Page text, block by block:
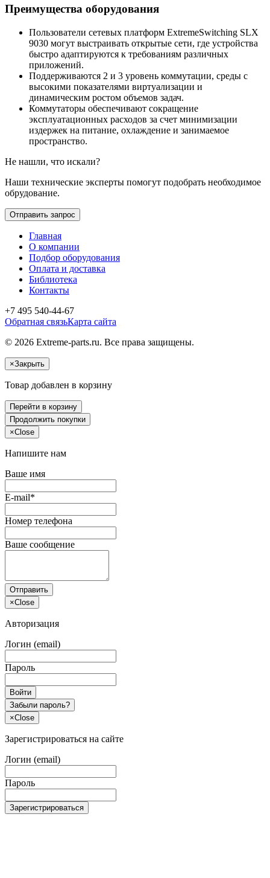
Преимущества оборудования
Пользователи сетевых платформ ExtremeSwitching SLX
9030 могут выстраивать открытые сети, где устройства
быстро адаптируются к требованиям различных
приложений.
Поддерживаются 2 и 3 уровень коммутации, среды с
высокими показателями виртуализации и
динамическим ростом объемов задач.
Коммутаторы обеспечивают сокращение
эксплуатационных расходов за счет минимизации
издержек на питание, охлаждение и занимаемое
пространство.
Не нашли, что искали?
Наши технические эксперты помогут подобрать необходимое
обрудование.
Отправить запрос
Главная
О компании
Подбор оборудования
Оплата и доставка
Библиотека
Контакты
+7 495 540-44-67
Обратная связьКарта сайта
© 2026 Extreme-parts.ru. Все права защищены.
×Закрыть
Товар добавлен в корзину
Перейти в корзину
Продолжить покупки
×Close
Напишите нам
Ваше имя
E-mail*
Номер телефона
Ваше сообщение
Отправить
×Close
Авторизация
Логин (email)
Пароль
Войти
Забыли пароль?
×Close
Зарегистрироваться на сайте
Логин (email)
Пароль
Зарегистрироваться